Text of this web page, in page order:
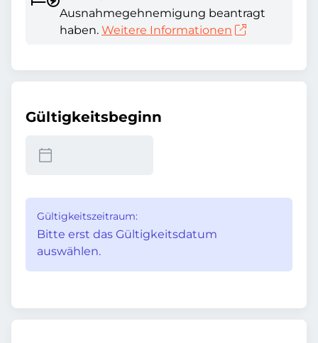
Ausnahmegehnemigung beantragt
haben. Weitere Informationen
Gültigkeitsbeginn
Gültigkeitszeitraum:
Bitte erst das Gültigkeitsdatum
auswählen.